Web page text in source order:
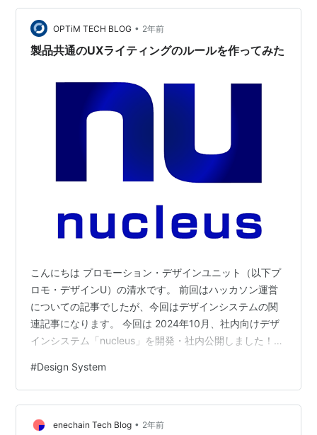
OPTiM TECH BLOG • 2年前
製品共通のUXライティングのルールを作ってみた
こんにちは プロモーション・デザインユニット（以下プ
ロモ・デザインU）の清水です。 前回はハッカソン運営
についての記事でしたが、今回はデザインシステムの関
連記事になります。 今回は 2024年10月、社内向けデザ
インシステム「nucleus」を開発・社内公開しました！
参照ください▼ その中で初めてUXライティング・マイク
ロコピー・用語集を作成・社内公開しました。 今回は、
作成の経緯について書いてみます。 こんにちは 今回は
UXライティングとは？ UXライティングのルールを決め
#Design System
enechain Tech Blog • 2年前